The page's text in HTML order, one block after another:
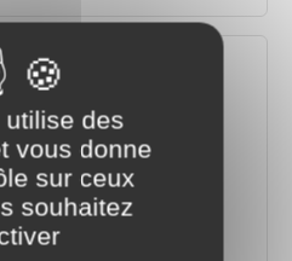
particuliers
impôt : je fais une
économiques et
utilise des
vous donne
sur ceux
souhaitez